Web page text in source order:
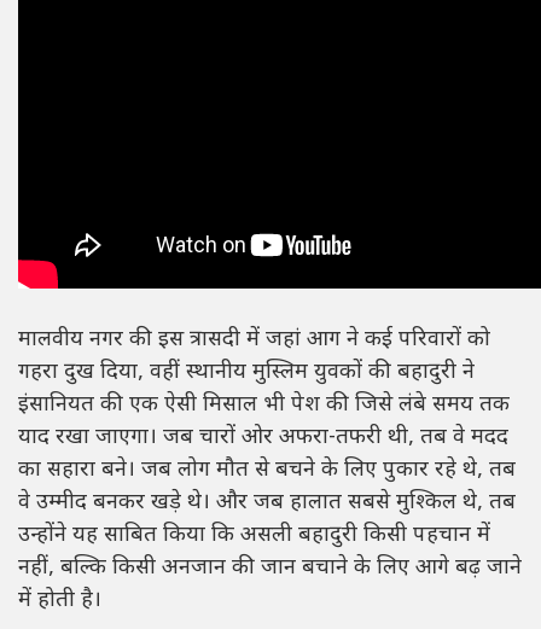
मालवीय नगर की इस त्रासदी में जहां आग ने कई परिवारों को
गहरा दुख दिया, वहीं स्थानीय मुस्लिम युवकों की बहादुरी ने
इंसानियत की एक ऐसी मिसाल भी पेश की जिसे लंबे समय तक
याद रखा जाएगा। जब चारों ओर अफरा-तफरी थी, तब वे मदद
का सहारा बने। जब लोग मौत से बचने के लिए पुकार रहे थे, तब
वे उम्मीद बनकर खड़े थे। और जब हालात सबसे मुश्किल थे, तब
उन्होंने यह साबित किया कि असली बहादुरी किसी पहचान में
नहीं, बल्कि किसी अनजान की जान बचाने के लिए आगे बढ़ जाने
में होती है।